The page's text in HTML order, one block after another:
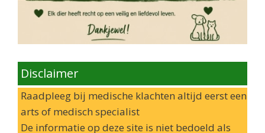
Disclaimer
Raadpleeg bij medische klachten altijd eerst een
arts of medisch specialist
De informatie op deze site is niet bedoeld als